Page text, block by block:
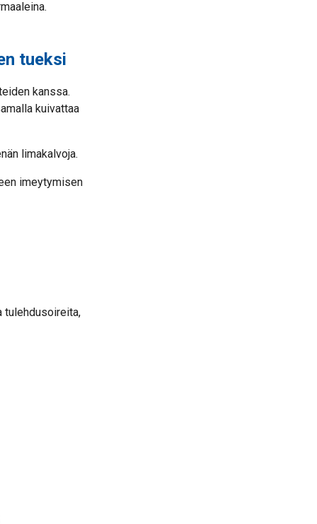
tueksi
kanssa.
kuivattaa
limakalvoja.
imeytymisen
tulehdusoireita,